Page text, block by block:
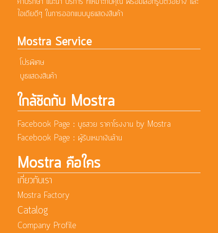
ไอเดียดีๆ ในการออกแบบบูธแสดงสินค้า
Mostra Service
โปรพิเศษ
บูธแสดงสินค้า
ใกล้ชิดกับ Mostra
Facebook Page : บูธสวย ราคาโรงงาน by Mostra
Facebook Page : ผู้รับเหมาเงินล้าน
Mostra คือใคร
เกี่ยวกับเรา
Mostra Factory
Catalog
Company Profile